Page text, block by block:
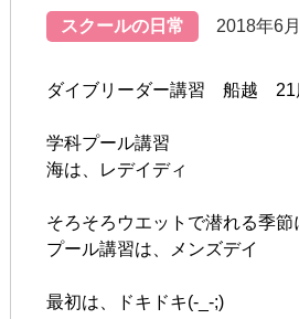
スクールの日常 2018年6
ダイブリーダー講習 船越 21
学科プール講習
海は、レデイディ
そろそろウエットで潜れる季節
プール講習は、メンズデイ
最初は、ドキドキ(-_-;)